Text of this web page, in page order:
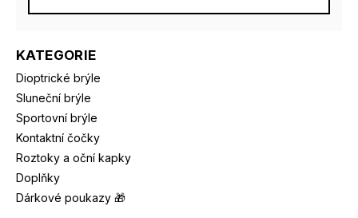
KATEGORIE
Dioptrické brýle
Sluneční brýle
Sportovní brýle
Kontaktní čočky
Roztoky a oční kapky
Doplňky
Dárkové poukazy 🎁